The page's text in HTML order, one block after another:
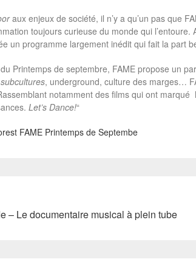
aux enjeux de société, il n’y a qu’un pas que
toujours curieuse du monde qui
un programme largement inédit qui fait la part
du Printemps de septembre, FAME propose un
subcultures, underground, culture des marges…
notamment des films qui ont
Let’s Dance!“
FAME Printemps de Septembe
– Le documentaire musical à plein tube